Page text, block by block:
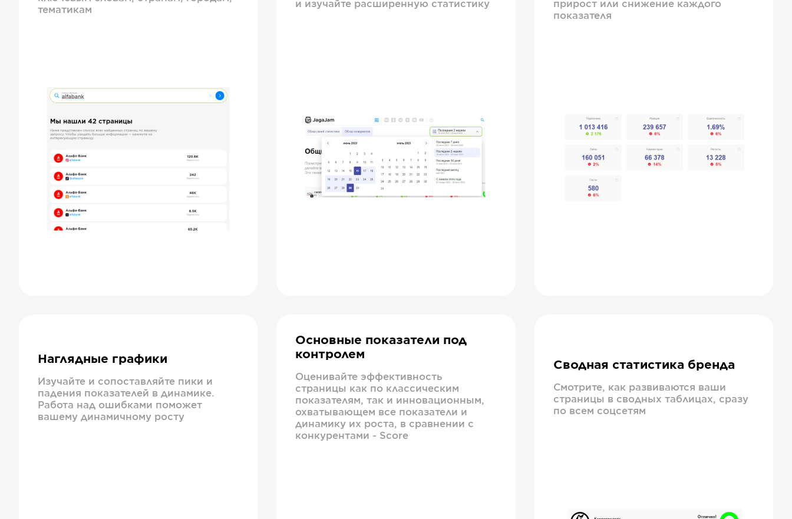
тематикам
и изучайте расширенную статистику
прирост или снижение каждого
показателя
Наглядные графики
Изучайте и сопоставляйте пики и
падения показателей в динамике.
Работа над ошибками поможет
вашему динамичному росту
Основные показатели под
контролем
Оценивайте эффективность
страницы как по классическим
показателям, так и инновационным,
охватывающем все показатели и
динамику их роста, в сравнении с
конкурентами - Score
Сводная статистика бренда
Смотрите, как развиваются ваши
страницы в сводных таблицах, сразу
по всем соцсетям